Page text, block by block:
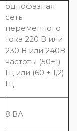
однофазная
сеть
переменного
тока 220 В или
230 В или 240В
частоты (50±1)
Гц или (60 ± 1,2)
Гц
8 ВА